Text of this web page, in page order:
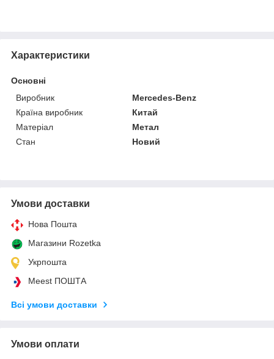
Характеристики
Основні
Виробник
Mercedes-Benz
Країна виробник
Китай
Матеріал
Метал
Стан
Новий
Умови доставки
Нова Пошта
Магазини Rozetka
Укрпошта
Meest ПОШТА
Всі умови доставки
Умови оплати